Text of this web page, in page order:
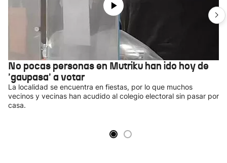
No pocas personas en Mutriku han ido hoy de
'gaupasa' a votar
La localidad se encuentra en fiestas, por lo que muchos
vecinos y vecinas han acudido al colegio electoral sin pasar por
casa.